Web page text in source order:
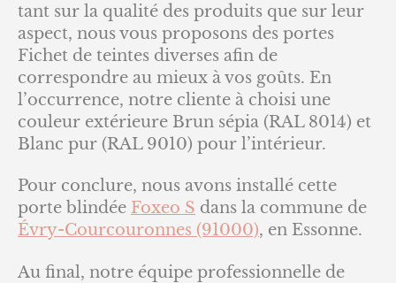
tant sur la qualité des produits que sur leur
aspect, nous vous proposons des portes
Fichet de teintes diverses afin de
correspondre au mieux à vos goûts. En
l’occurrence, notre cliente à choisi une
couleur extérieure Brun sépia (RAL 8014) et
Blanc pur (RAL 9010) pour l’intérieur.
Pour conclure, nous avons installé cette
porte blindée Foxeo S dans la commune de
Évry-Courcouronnes (91000), en Essonne.
Au final, notre équipe professionnelle de